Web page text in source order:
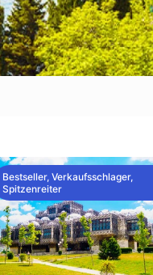
Bestseller, Verkaufsschlager,
Spitzenreiter